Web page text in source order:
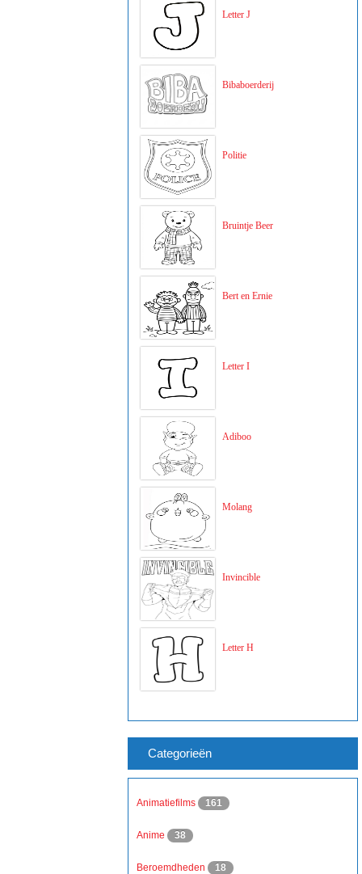
Letter J
Bibaboerderij
Politie
Bruintje Beer
Bert en Ernie
Letter I
Adiboo
Molang
Invincible
Letter H
Categorieën
Animatiefilms 161
Anime 38
Beroemdheden 18